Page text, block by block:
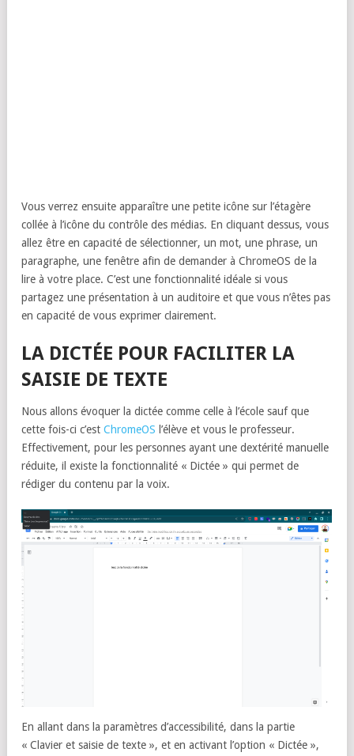
Vous verrez ensuite apparaître une petite icône sur l’étagère
collée à l’icône du contrôle des médias. En cliquant dessus, vous
allez être en capacité de sélectionner, un mot, une phrase, un
paragraphe, une fenêtre afin de demander à ChromeOS de la
lire à votre place. C’est une fonctionnalité idéale si vous
partagez une présentation à un auditoire et que vous n’êtes pas
en capacité de vous exprimer clairement.
LA DICTÉE POUR FACILITER LA
SAISIE DE TEXTE
Nous allons évoquer la dictée comme celle à l’école sauf que
cette fois-ci c’est ChromeOS l’élève et vous le professeur.
Effectivement, pour les personnes ayant une dextérité manuelle
réduite, il existe la fonctionnalité « Dictée » qui permet de
rédiger du contenu par la voix.
En allant dans la paramètres d’accessibilité, dans la partie
« Clavier et saisie de texte », et en activant l’option « Dictée »,